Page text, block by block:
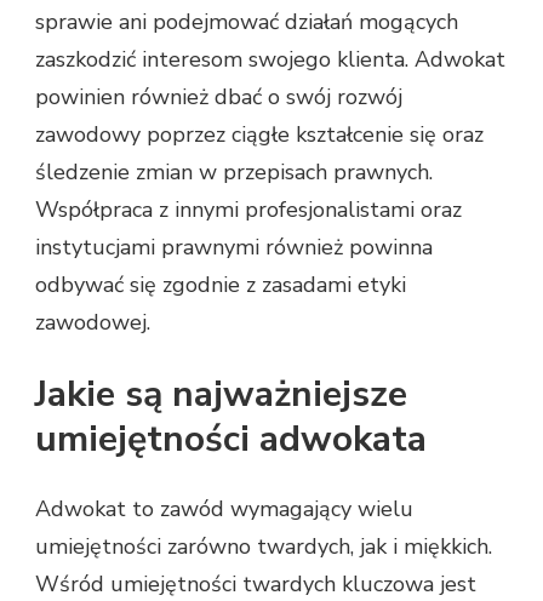
sprawie ani podejmować działań mogących
zaszkodzić interesom swojego klienta. Adwokat
powinien również dbać o swój rozwój
zawodowy poprzez ciągłe kształcenie się oraz
śledzenie zmian w przepisach prawnych.
Współpraca z innymi profesjonalistami oraz
instytucjami prawnymi również powinna
odbywać się zgodnie z zasadami etyki
zawodowej.
Jakie są najważniejsze
umiejętności adwokata
Adwokat to zawód wymagający wielu
umiejętności zarówno twardych, jak i miękkich.
Wśród umiejętności twardych kluczowa jest